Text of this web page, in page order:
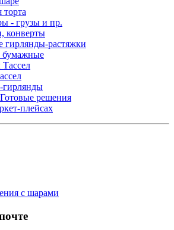
торта
- грузы и пр.
конверты
гирлянды-растяжки
гирлянды
решения
плейсах
с шарами